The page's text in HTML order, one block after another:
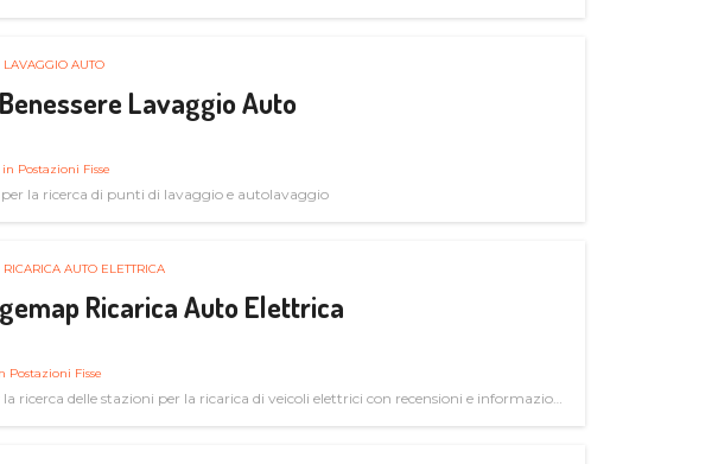
LAVAGGIO AUTO
Lavaggio Auto
Postazioni Fisse
per la ricerca di punti di lavaggio e autolavaggio
RICARICA AUTO ELETTRICA
Ricarica Auto Elettrica
Postazioni Fisse
ricerca delle stazioni per la ricarica di veicoli elettrici con recensioni e informazioni